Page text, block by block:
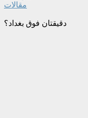
مقالات
دقيقتان فوق بغداد؟